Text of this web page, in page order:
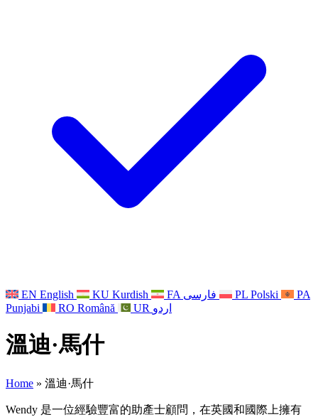
基於信仰的喪親支援
對於父親
EN English KU Kurdish FA فارسی PL Polski
PA
Punjabi
RO Română UR اردو
溫迪·馬什
Home » 溫迪·馬什
Wendy 是一位經驗豐富的助產士顧問，在英國和國際上擁有